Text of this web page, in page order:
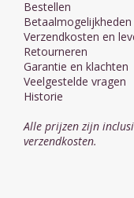
Bestellen
Betaalmogelijkheden
Verzendkosten en
Retourneren
Garantie en klachten
Veelgestelde vragen
Historie
Alle prijzen zijn
verzendkosten.